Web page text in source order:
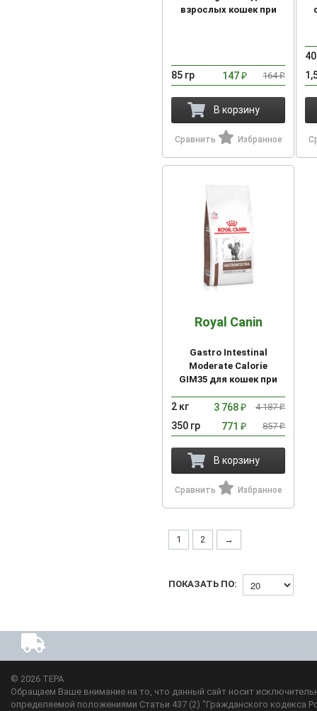
взрослых кошек при
85 гр 147₽ 164₽
В корзину
Сравнить Избранное
Royal Canin
Gastro Intestinal
Moderate Calorie
GIM35 для кошек при
пищеварения с
умеренным
содержанием энергии
2 кг 3 768₽ 4 187₽
350 гр 771₽ 857₽
В корзину
Сравнить Избранное
1 2 →
ПОКАЗАТЬ ПО:
© 2026 ТЕРА
Обращаем Ваше внимание на то, что данный сайт носит
определяемой положениями Статьи 437 (2) "Гражданского кодекса